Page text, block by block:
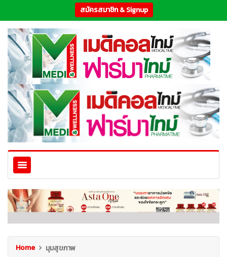
สมัครสมาชิก & Signup
Home มุมสุขภาพ